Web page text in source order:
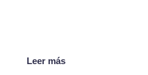
Leer más